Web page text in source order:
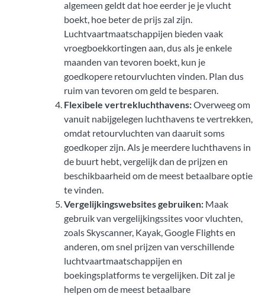
algemeen geldt dat hoe eerder je je vlucht
boekt, hoe beter de prijs zal zijn.
Luchtvaartmaatschappijen bieden vaak
vroegboekkortingen aan, dus als je enkele
maanden van tevoren boekt, kun je
goedkopere retourvluchten vinden. Plan dus
ruim van tevoren om geld te besparen.
Flexibele vertrekluchthavens:Overweeg om
vanuit nabijgelegen luchthavens te vertrekken,
omdat retourvluchten van daaruit soms
goedkoper zijn. Als je meerdere luchthavens in
de buurt hebt, vergelijk dan de prijzen en
beschikbaarheid om de meest betaalbare optie
te vinden.
Vergelijkingswebsites gebruiken: Maak
gebruik van vergelijkingssites voor vluchten,
zoals Skyscanner, Kayak, Google Flights en
anderen, om snel prijzen van verschillende
luchtvaartmaatschappijen en
boekingsplatforms te vergelijken. Dit zal je
helpen om de meest betaalbare